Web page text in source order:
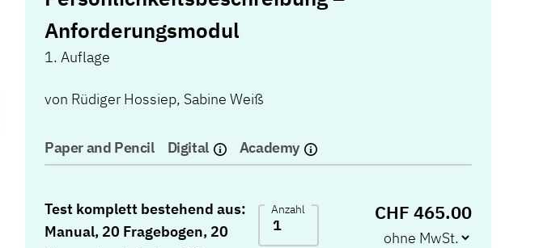
Anforderungsmodul
1. Auflage
von Rüdiger Hossiep, Sabine Weiß
Paper and Pencil Digital Academy
Test komplett bestehend aus:
Manual, 20 Fragebogen, 20
Anzahl CHF 465.00